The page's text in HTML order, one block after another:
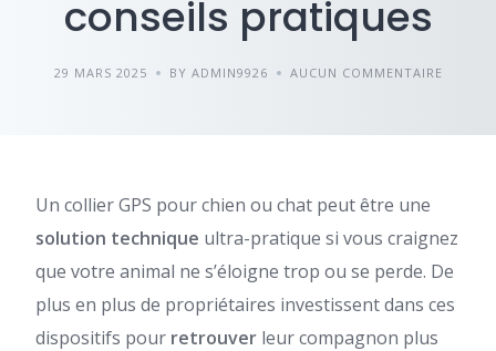
conseils pratiques
29 MARS 2025 BY ADMIN9926 AUCUN COMMENTAIRE
Un collier GPS pour chien ou chat peut être une
solution technique ultra-pratique si vous craignez
que votre animal ne s’éloigne trop ou se perde. De
plus en plus de propriétaires investissent dans ces
dispositifs pour retrouver leur compagnon plus